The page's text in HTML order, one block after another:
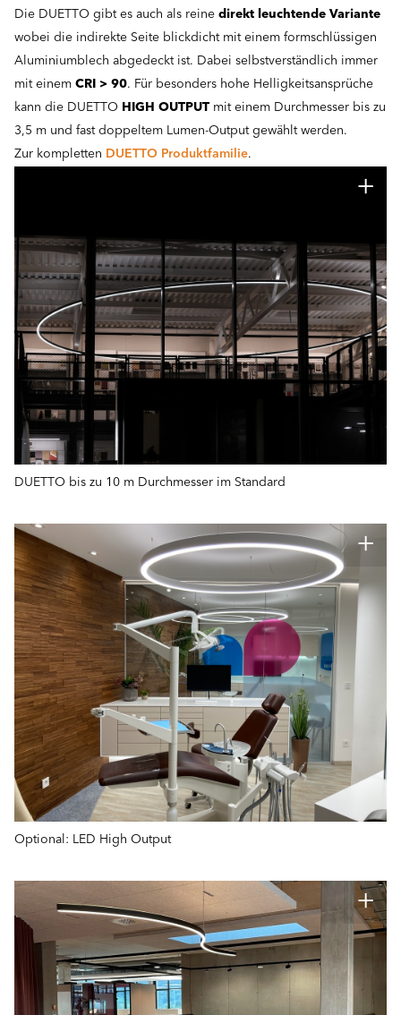
Die DUETTO gibt es auch als reine direkt leuchtende Variante
wobei die indirekte Seite blickdicht mit einem formschlüssigen
Aluminiumblech abgedeckt ist. Dabei selbstverständlich immer
mit einem CRI > 90. Für besonders hohe Helligkeitsansprüche
kann die DUETTO HIGH OUTPUT mit einem Durchmesser bis zu
3,5 m und fast doppeltem Lumen-Output gewählt werden.
Zur kompletten DUETTO Produktfamilie.
DUETTO bis zu 10 m Durchmesser im Standard
Optional: LED High Output